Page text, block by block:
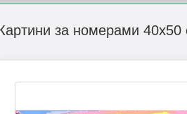
за номерами